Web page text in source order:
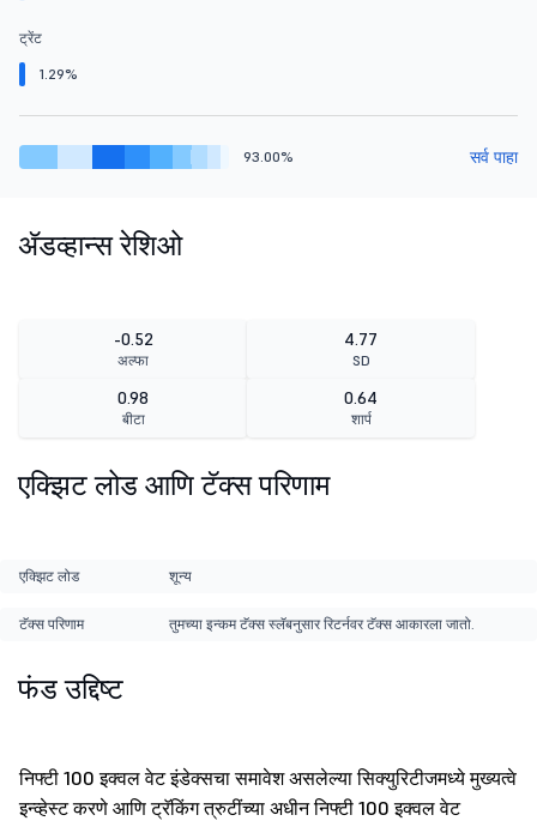
ट्रेंट
1.29%
93.00% सर्व पाहा
ॲडव्हान्स रेशिओ
-0.52
अल्फा
4.77
SD
0.98
बीटा
0.64
शार्प
एक्झिट लोड आणि टॅक्स परिणाम
एक्झिट लोड शून्य
टॅक्स परिणाम तुमच्या इन्कम टॅक्स स्लॅबनुसार रिटर्नवर टॅक्स आकारला जातो.
फंड उद्दिष्ट
निफ्टी 100 इक्वल वेट इंडेक्सचा समावेश असलेल्या सिक्युरिटीजमध्ये मुख्यत्वे
इन्व्हेस्ट करणे आणि ट्रॅकिंग त्रुटींच्या अधीन निफ्टी 100 इक्वल वेट